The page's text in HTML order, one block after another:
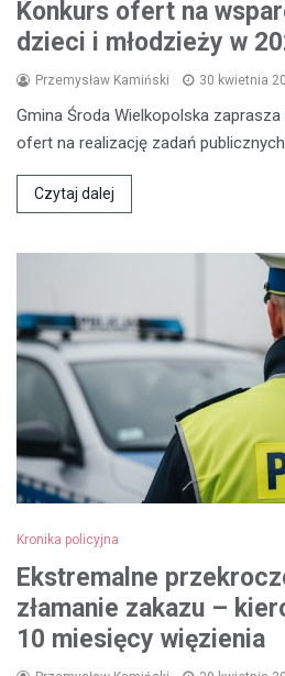
Konkurs ofert na
dzieci i młodzieży w
Przemysław Kamiński 30 kwietnia
Gmina Środa Wielkopolska
ofert na realizację zadań
Czytaj dalej
Kronika policyjna
Ekstremalne
złamanie zakazu –
10 miesięcy więzienia